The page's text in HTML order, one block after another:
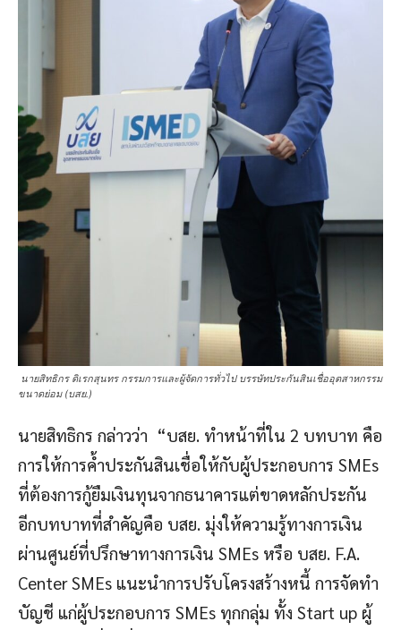
นายสิทธิกร ดิเรกสุนทร กรรมการและผู้จัดการทั่วไป บรรษัทประกันสินเชื่ออุตสาหกรรม
ขนาดย่อม (บสย.)
นายสิทธิกร กล่าวว่า “บสย. ทำหน้าที่ใน 2 บทบาท คือ
การให้การค้ำประกันสินเชื่อให้กับผู้ประกอบการ SMEs
ที่ต้องการกู้ยืมเงินทุนจากธนาคารแต่ขาดหลักประกัน
อีกบทบาทที่สำคัญคือ บสย. มุ่งให้ความรู้ทางการเงิน
ผ่านศูนย์ที่ปรึกษาทางการเงิน SMEs หรือ บสย. F.A.
Center SMEs แนะนำการปรับโครงสร้างหนี้ การจัดทำ
บัญชี แก่ผู้ประกอบการ SMEs ทุกกลุ่ม ทั้ง Start up ผู้